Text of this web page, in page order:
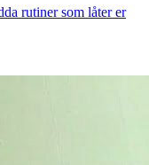
rutiner som låter er